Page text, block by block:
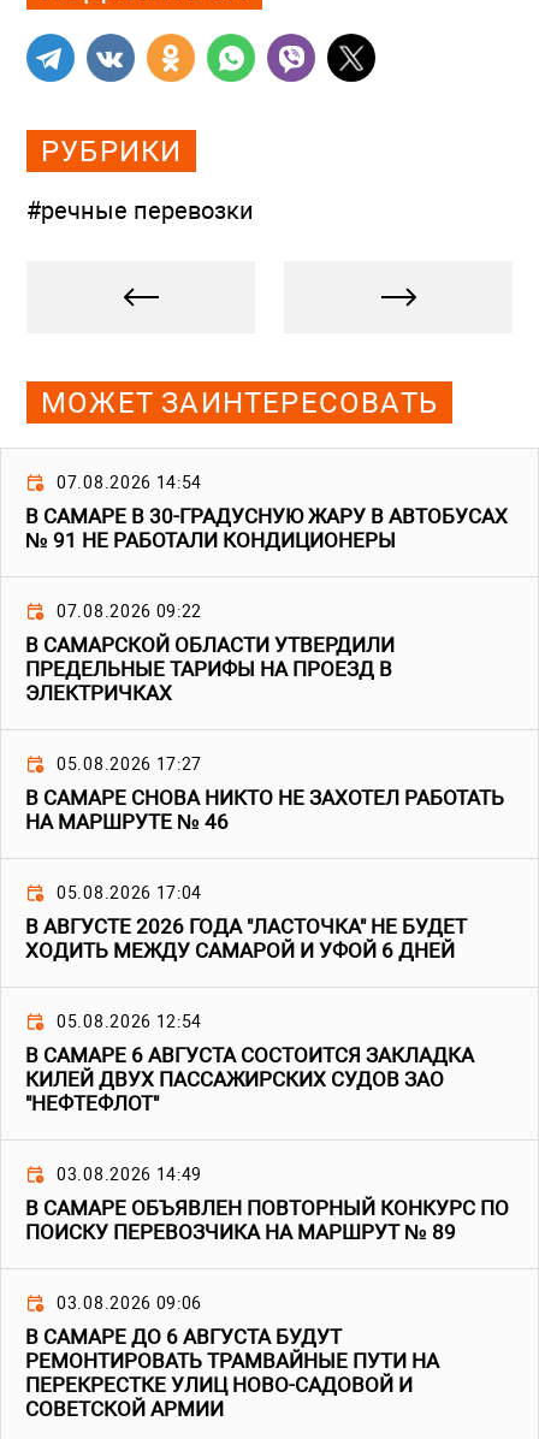
РУБРИКИ
#речные перевозки
МОЖЕТ ЗАИНТЕРЕСОВАТЬ
07.08.2026 14:54
В САМАРЕ В 30-ГРАДУСНУЮ ЖАРУ В АВТОБУСАХ
№ 91 НЕ РАБОТАЛИ КОНДИЦИОНЕРЫ
07.08.2026 09:22
В САМАРСКОЙ ОБЛАСТИ УТВЕРДИЛИ
ПРЕДЕЛЬНЫЕ ТАРИФЫ НА ПРОЕЗД В
ЭЛЕКТРИЧКАХ
05.08.2026 17:27
В САМАРЕ СНОВА НИКТО НЕ ЗАХОТЕЛ РАБОТАТЬ
НА МАРШРУТЕ № 46
05.08.2026 17:04
В АВГУСТЕ 2026 ГОДА "ЛАСТОЧКА" НЕ БУДЕТ
ХОДИТЬ МЕЖДУ САМАРОЙ И УФОЙ 6 ДНЕЙ
05.08.2026 12:54
В САМАРЕ 6 АВГУСТА СОСТОИТСЯ ЗАКЛАДКА
КИЛЕЙ ДВУХ ПАССАЖИРСКИХ СУДОВ ЗАО
"НЕФТЕФЛОТ"
03.08.2026 14:49
В САМАРЕ ОБЪЯВЛЕН ПОВТОРНЫЙ КОНКУРС ПО
ПОИСКУ ПЕРЕВОЗЧИКА НА МАРШРУТ № 89
03.08.2026 09:06
В САМАРЕ ДО 6 АВГУСТА БУДУТ
РЕМОНТИРОВАТЬ ТРАМВАЙНЫЕ ПУТИ НА
ПЕРЕКРЕСТКЕ УЛИЦ НОВО-САДОВОЙ И
СОВЕТСКОЙ АРМИИ